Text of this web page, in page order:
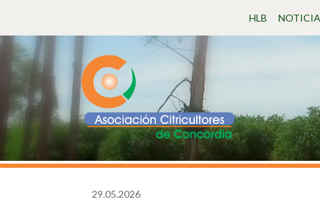
HLB
29.05.2026